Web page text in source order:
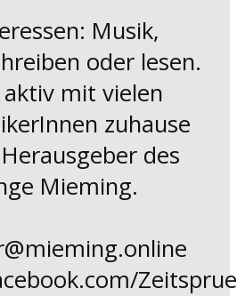
Musik,
oder lesen.
mit vielen
zuhause
des
Mieming.